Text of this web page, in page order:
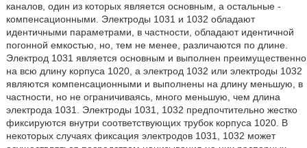
каналов, один из которых является основным, а остальные -
компенсационными. Электроды 1031 и 1032 обладают
идентичными параметрами, в частности, обладают идентичной
погонной емкостью, но, тем не менее, различаются по длине.
Электрод 1031 является основным и выполнен преимущественно
на всю длину корпуса 1020, а электрод 1032 или электроды 1032
являются компенсационными и выполнены на длину меньшую, в
частности, но не ограничиваясь, много меньшую, чем длина
электрода 1031. Электроды 1031, 1032 предпочтительно жестко
фиксируются внутри соответствующих трубок корпуса 1020. В
некоторых случаях фиксация электродов 1031, 1032 может